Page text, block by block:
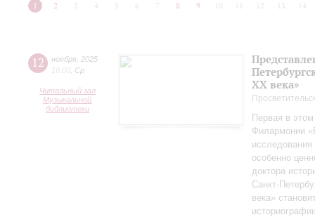
1 2 3 4 5 6 7 8 9 10 12 13 14
12 ноября 2025
16:00 Ср
Читальный зал
Музыкальной
библиотеки
ХХ века»
Первая в
Филармонии
особенно
доктора
века»